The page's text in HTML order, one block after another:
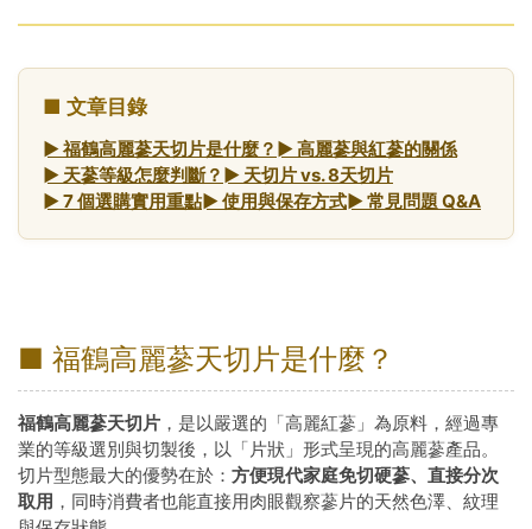
■ 文章目錄
► 福鶴高麗蔘天切片是什麼？ ► 高麗蔘與紅蔘的關係
► 天蔘等級怎麼判斷？ ► 天切片 vs. 8天切片
► 7 個選購實用重點► 使用與保存方式► 常見問題 Q&A
■ 福鶴高麗蔘天切片是什麼？
福鶴高麗蔘天切片 ，是以嚴選的「高麗紅蔘」為原料，經過專
業的等級選別與切製後，以「片狀」形式呈現的高麗蔘產品。
切片型態最大的優勢在於： 方便現代家庭免切硬蔘、直接分次
取用 ，同時消費者也能直接用肉眼觀察蔘片的天然色澤、紋理